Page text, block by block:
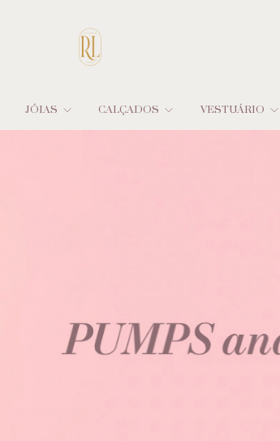
JÓIAS CALÇADOS VESTUÁRIO